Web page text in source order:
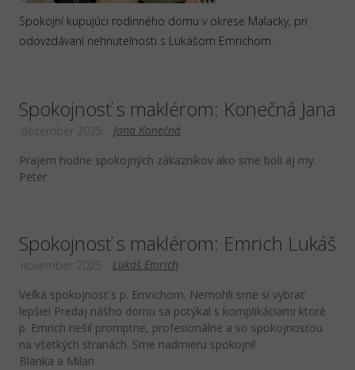
Spokojní kupujúci rodinného domu v okrese Malacky, pri
odovzdávaní nehnuteľnosti s Lukášom Emrichom.
Spokojnosť s maklérom: Konečná Jana
Jana Konečná
december 2025
Prajem hodne spokojných zákazníkov ako sme boli aj my.
Peter
Spokojnosť s maklérom: Emrich Lukáš
Lukáš Emrich
november 2025
Veľká spokojnosť s p. Emrichom. Nemohli sme si vybrať
lepšie! Predaj nášho domu sa potýkal s komplikáciami ktoré
p. Emrich riešil promptne, profesionálne a so spokojnosťou
na všetkých stranách. Sme nadmieru spokojní!
Blanka a Milan